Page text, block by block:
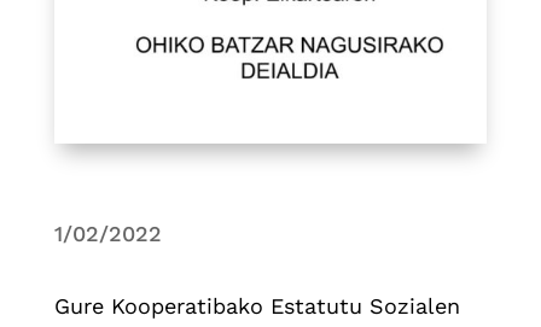
1/02/2022
Gure Kooperatibako Estatutu Sozialen